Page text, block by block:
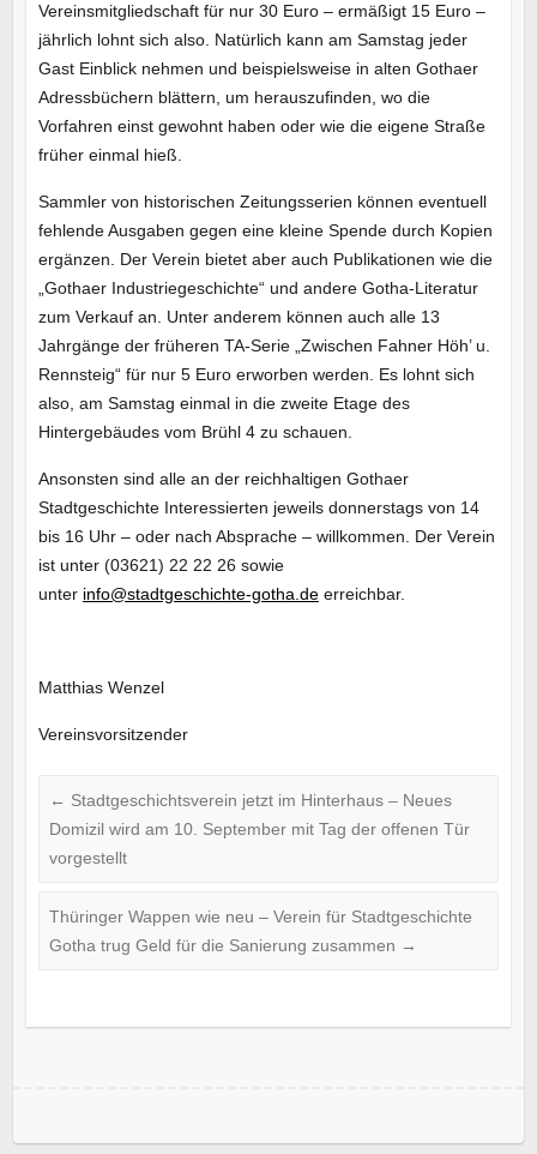
Vereinsmitgliedschaft für nur 30 Euro – ermäßigt 15 Euro –
jährlich lohnt sich also. Natürlich kann am Samstag jeder
Gast Einblick nehmen und beispielsweise in alten Gothaer
Adressbüchern blättern, um herauszufinden, wo die
Vorfahren einst gewohnt haben oder wie die eigene Straße
früher einmal hieß.
Sammler von historischen Zeitungsserien können eventuell
fehlende Ausgaben gegen eine kleine Spende durch Kopien
ergänzen. Der Verein bietet aber auch Publikationen wie die
„Gothaer Industriegeschichte“ und andere Gotha-Literatur
zum Verkauf an. Unter anderem können auch alle 13
Jahrgänge der früheren TA-Serie „Zwischen Fahner Höh’ u.
Rennsteig“ für nur 5 Euro erworben werden. Es lohnt sich
also, am Samstag einmal in die zweite Etage des
Hintergebäudes vom Brühl 4 zu schauen.
Ansonsten sind alle an der reichhaltigen Gothaer
Stadtgeschichte Interessierten jeweils donnerstags von 14
bis 16 Uhr – oder nach Absprache – willkommen. Der Verein
ist unter (03621) 22 22 26 sowie
unter info@stadtgeschichte-gotha.deerreichbar.
Matthias Wenzel
Vereinsvorsitzender
← Stadtgeschichtsverein jetzt im Hinterhaus – Neues
Domizil wird am 10. September mit Tag der offenen Tür
vorgestellt
Thüringer Wappen wie neu – Verein für Stadtgeschichte
Gotha trug Geld für die Sanierung zusammen →